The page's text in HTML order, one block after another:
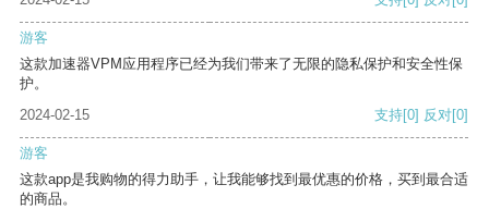
游客
这款加速器VPM应用程序已经为我们带来了无限的隐私保护和安全性保
护。
2024-02-15
支持[0] 反对[0]
游客
这款app是我购物的得力助手，让我能够找到最优惠的价格，买到最合适
的商品。